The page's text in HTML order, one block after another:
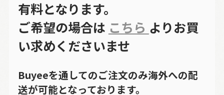
有料となります。
ご希望の場合は こちら よりお買
い求めくださいませ
Buyeeを通してのご注文のみ海外への配
送が可能となっております。